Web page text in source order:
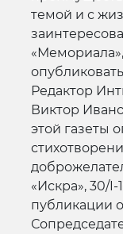
темой и с
Редактор
Виктор
этой газеты
«Искра», 30/I-
публикации